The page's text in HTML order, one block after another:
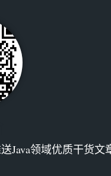
Java领域优质干货文